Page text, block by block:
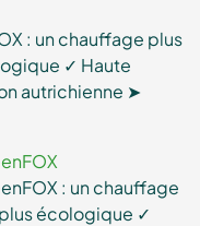
: un chauffage plus
✓ Haute
autrichienne ➤
: un chauffage
écologique ✓